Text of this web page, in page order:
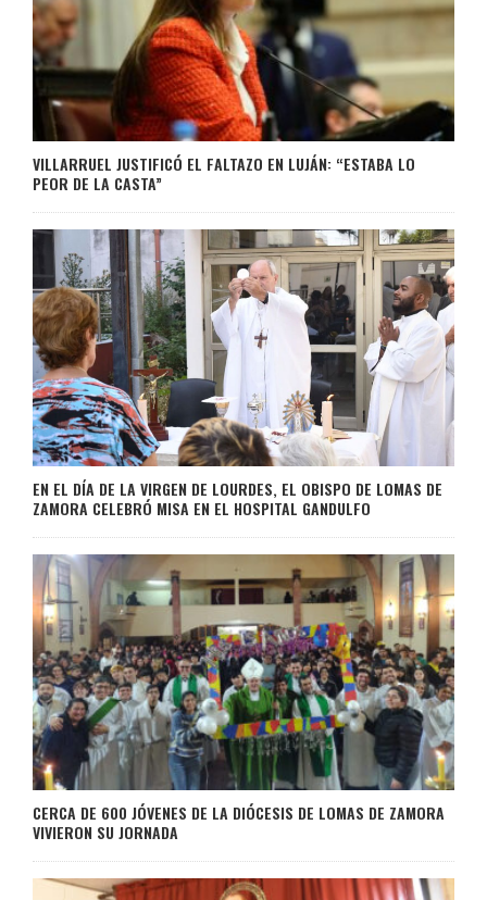
VILLARRUEL JUSTIFICÓ EL FALTAZO EN LUJÁN: “ESTABA LO
PEOR DE LA CASTA”
EN EL DÍA DE LA VIRGEN DE LOURDES, EL OBISPO DE LOMAS DE
ZAMORA CELEBRÓ MISA EN EL HOSPITAL GANDULFO
CERCA DE 600 JÓVENES DE LA DIÓCESIS DE LOMAS DE ZAMORA
VIVIERON SU JORNADA